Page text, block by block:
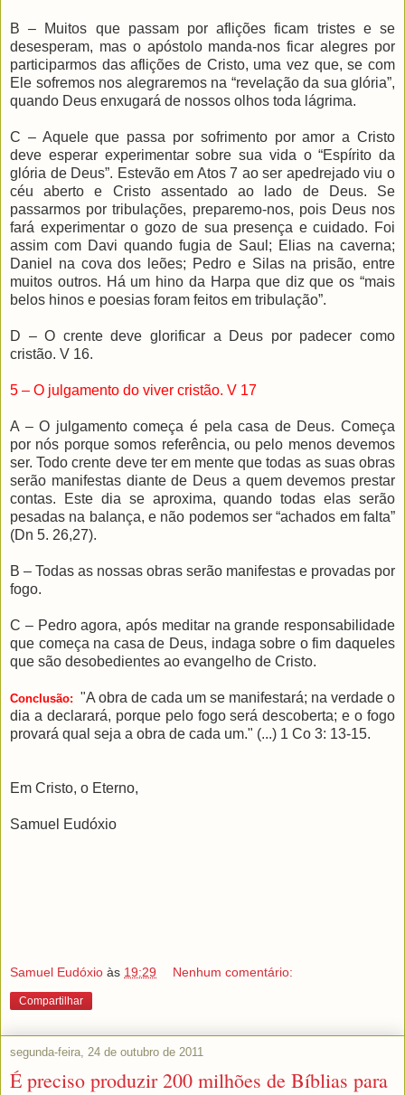
B – Muitos que passam por aflições ficam tristes e se
desesperam, mas o apóstolo manda-nos ficar alegres por
participarmos das aflições de Cristo, uma vez que, se com
Ele sofremos nos alegraremos na “revelação da sua glória”,
quando Deus enxugará de nossos olhos toda lágrima.
C – Aquele que passa por sofrimento por amor a Cristo
deve esperar experimentar sobre sua vida o “Espírito da
glória de Deus”. Estevão em Atos 7 ao ser apedrejado viu o
céu aberto e Cristo assentado ao lado de Deus. Se
passarmos por tribulações, preparemo-nos, pois Deus nos
fará experimentar o gozo de sua presença e cuidado. Foi
assim com Davi quando fugia de Saul; Elias na caverna;
Daniel na cova dos leões; Pedro e Silas na prisão, entre
muitos outros. Há um hino da Harpa que diz que os “mais
belos hinos e poesias foram feitos em tribulação”.
D – O crente deve glorificar a Deus por padecer como
cristão. V 16.
5 – O julgamento do viver cristão. V 17
A – O julgamento começa é pela casa de Deus. Começa
por nós porque somos referência, ou pelo menos devemos
ser. Todo crente deve ter em mente que todas as suas obras
serão manifestas diante de Deus a quem devemos prestar
contas. Este dia se aproxima, quando todas elas serão
pesadas na balança, e não podemos ser “achados em falta”
(Dn 5. 26,27).
B – Todas as nossas obras serão manifestas e provadas por
fogo.
C – Pedro agora, após meditar na grande responsabilidade
que começa na casa de Deus, indaga sobre o fim daqueles
que são desobedientes ao evangelho de Cristo.
Conclusão: "A obra de cada um se manifestará; na verdade o
dia a declarará, porque pelo fogo será descoberta; e o fogo
provará qual seja a obra de cada um." (...) 1 Co 3: 13-15.
Em Cristo, o Eterno,
Samuel Eudóxio
Samuel Eudóxio às 19:29 Nenhum comentário:
Compartilhar
segunda-feira, 24 de outubro de 2011
É preciso produzir 200 milhões de Bíblias para